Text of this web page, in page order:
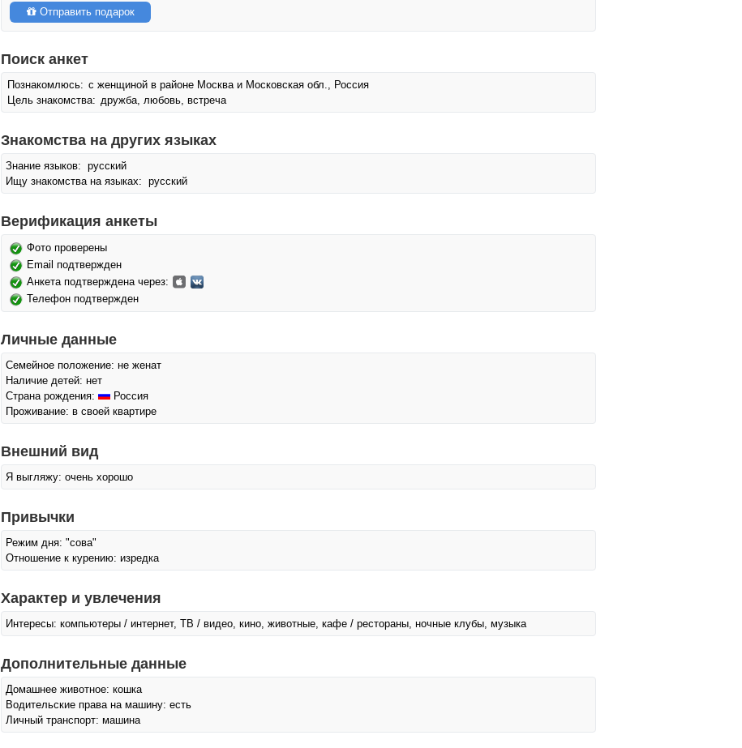
Отправить подарок
Поиск анкет
Познакомлюсь: с женщиной в районе Москва и Московская обл., Россия
Цель знакомства: дружба, любовь, встреча
Знакомства на других языках
Знание языков: русский
Ищу знакомства на языках: русский
Верификация анкеты
Фото проверены
Email подтвержден
Анкета подтверждена через:
Телефон подтвержден
Личные данные
Семейное положение: не женат
Наличие детей: нет
Страна рождения:
Россия
Проживание: в своей квартире
Внешний вид
Я выгляжу: очень хорошо
Привычки
Режим дня: "сова"
Отношение к курению: изредка
Характер и увлечения
Интересы: компьютеры / интернет, ТВ / видео, кино, животные, кафе / рестораны, ночные клубы, музыка
Дополнительные данные
Домашнее животное: кошка
Водительские права на машину: есть
Личный транспорт: машина